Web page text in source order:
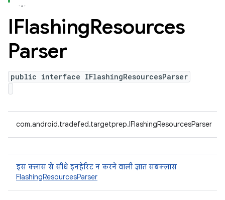
IFlashingResources
Parser
public interface IFlashingResourcesParser
com.android.tradefed.targetprep.IFlashingResourcesParser
इस क्लास से सीधे इनहेरिट न करने वाली ज्ञात सबक्लास
FlashingResourcesParser